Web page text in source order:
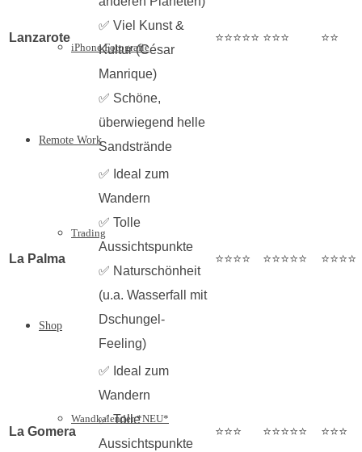
iPhone Fotografie
Remote Work
Trading
Shop
Wandkalender *NEU*
Lanzarote
✅ Viel Kunst &
Kultur (César
Manrique)
✅ Schöne,
überwiegend helle
Sandstrände
⭐⭐⭐⭐⭐ ⭐⭐⭐ ⭐⭐
La Palma
✅ Ideal zum
Wandern
✅ Tolle
Aussichtspunkte
✅ Naturschönheit
(u.a. Wasserfall mit
Dschungel-
Feeling)
⭐⭐⭐⭐ ⭐⭐⭐⭐⭐ ⭐⭐⭐⭐
La Gomera
✅ Ideal zum
Wandern
✅ Tolle
Aussichtspunkte
⭐⭐⭐ ⭐⭐⭐⭐⭐ ⭐⭐⭐